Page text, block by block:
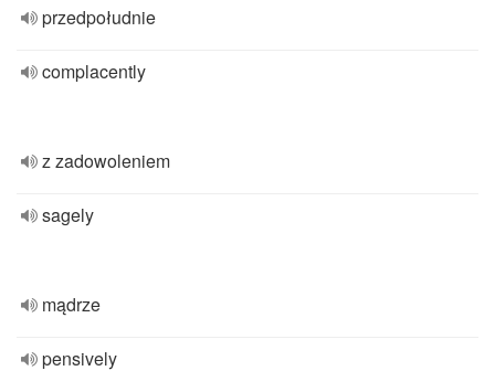
przedpołudnie
complacently
z zadowoleniem
sagely
mądrze
pensively